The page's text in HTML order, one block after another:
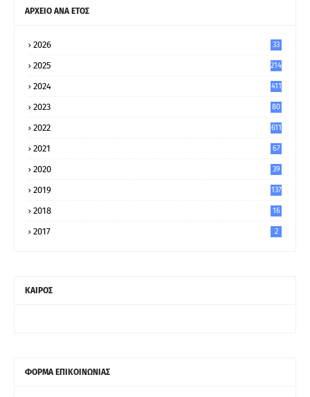
ΑΡΧΕΙΟ ΑΝΑ ΕΤΟΣ
2026 33
2025 214
2024 411
2023
80
2022 611
2021
67
2020
39
2019 137
2018 16
2017 2
ΚΑΙΡΟΣ
ΦΟΡΜΑ ΕΠΙΚΟΙΝΩΝΙΑΣ